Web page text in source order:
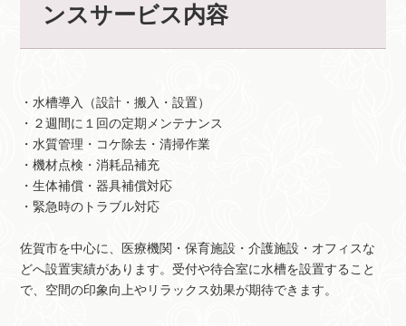
ンスサービス内容
・水槽導入（設計・搬入・設置）
・２週間に１回の定期メンテナンス
・水質管理・コケ除去・清掃作業
・機材点検・消耗品補充
・生体補償・器具補償対応
・緊急時のトラブル対応
佐賀市を中心に、医療機関・保育施設・介護施設・オフィスな
どへ設置実績があります。受付や待合室に水槽を設置すること
で、空間の印象向上やリラックス効果が期待できます。